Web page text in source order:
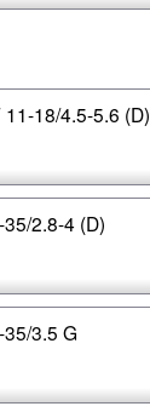
11-18/4.5-5.6 (D)
2.8-4 (D)
3.5 G